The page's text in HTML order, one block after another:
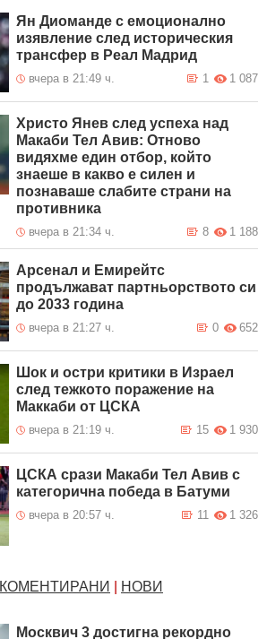
Ян Диоманде с емоционално
изявление след историческия
трансфер в Реал Мадрид
вчера в 21:49 ч. 1 087
1
Христо Янев след успеха над
Макаби Тел Авив: Отново
видяхме един отбор, който
знаеше в какво е силен и
познаваше слабите страни на
противника
вчера в 21:34 ч. 1 188
8
Арсенал и Емирейтс
продължават партньорството си
до 2033 година
вчера в 21:27 ч. 652
0
Шок и остри критики в Израел
след тежкото поражение на
Маккаби от ЦСКА
вчера в 21:19 ч. 1 930
15
ЦСКА срази Макаби Тел Авив с
категорична победа в Батуми
вчера в 20:57 ч. 1 326
11
КОМЕНТИРАНИ НОВИ
Москвич 3 достигна рекордно